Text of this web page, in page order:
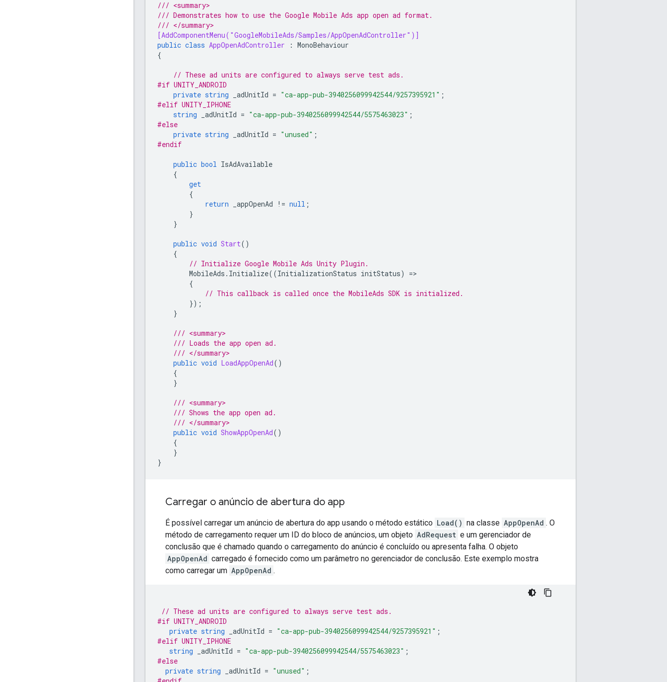
/// <summary>
/// Demonstrates how to use the Google Mobile Ads app open ad format.
/// </summary>
[AddComponentMenu("GoogleMobileAds/Samples/AppOpenAdController")]
public class AppOpenAdController : MonoBehaviour
{
// These ad units are configured to always serve test ads.
#if UNITY_ANDROID
private string _adUnitId = "ca-app-pub-3940256099942544/9257395921" ;
#elif UNITY_IPHONE
string
_adUnitId = "ca-app-pub-3940256099942544/5575463023" ;
#else
private string _adUnitId = "unused" ;
#endif
public bool IsAdAvailable
{
get
{
return
_appOpenAd != null ;
}
}
public void Start()
{
// Initialize Google Mobile Ads Unity Plugin .
MobileAds . Initialize((InitializationStatus initStatus) =
{
// This callback is called once the MobileAds SDK is initialized.
});
}
/// <summary>
/// Loads the app open ad.
/// </summary>
public void LoadAppOpenAd()
{
}
/// <summary>
/// Shows the app open ad.
/// </summary>
public void ShowAppOpenAd()
{
}
}
Carregar o anúncio de abertura do app
É possível carregar um anúncio de abertura do app usando o método estático Load() na classe AppOpenAd . O
método de carregamento requer um ID do bloco de anúncios, um objeto AdRequest e um gerenciador de
conclusão que é chamado quando o carregamento do anúncio é concluído ou apresenta falha. O objeto
AppOpenAd carregado é fornecido como um parâmetro no gerenciador de conclusão. Este exemplo mostra
como carregar um AppOpenAd .
// These ad units are configured to always serve test ads.
#if UNITY_ANDROID
private string _adUnitId = "ca-app-pub-3940256099942544/9257395921" ;
#elif UNITY_IPHONE
string
_adUnitId = "ca-app-pub-3940256099942544/5575463023" ;
#else
private string _adUnitId = "unused" ;